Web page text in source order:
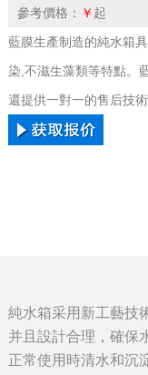
參考價格： ￥ 起
藍膜生產制造的純水箱
染,不滋生藻類等特點。
還提供一對一的售后技術
純水箱采用新工藝技
并且設計合理，確保
正常使用時清水和沉